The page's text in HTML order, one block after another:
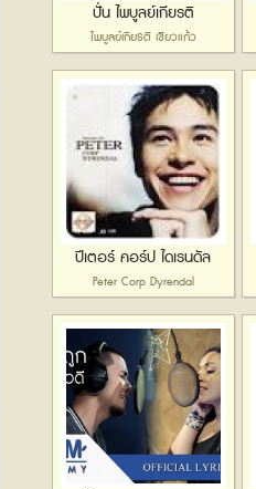
ปั่น ไพบูลย์เกียรติ
ไพบูลย์เกียรติ เขียวแก้ว
ปีเตอร์ คอร์ป ไดเรนดัล
Peter Corp Dyrendal